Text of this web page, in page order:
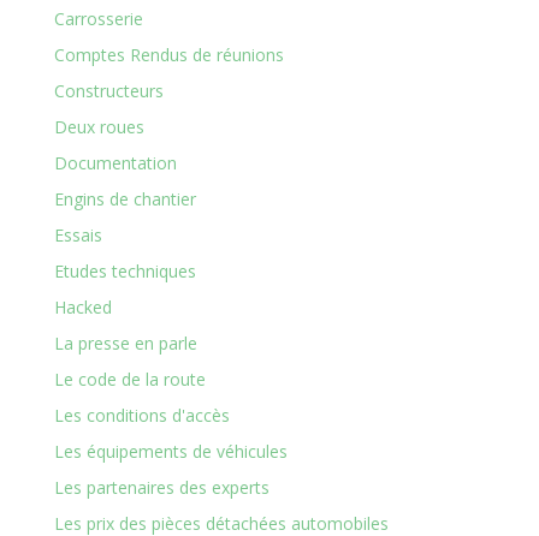
Carrosserie
Comptes Rendus de réunions
Constructeurs
Deux roues
Documentation
Engins de chantier
Essais
Etudes techniques
Hacked
La presse en parle
Le code de la route
Les conditions d'accès
Les équipements de véhicules
Les partenaires des experts
Les prix des pièces détachées automobiles